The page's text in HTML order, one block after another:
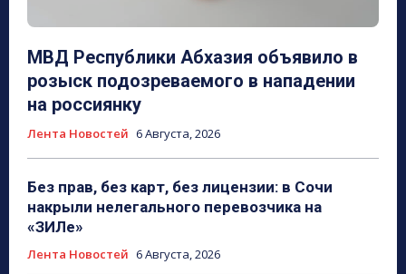
МВД Республики Абхазия объявило в
розыск подозреваемого в нападении
на россиянку
Лента Новостей 6 Августа, 2026
Без прав, без карт, без лицензии: в Сочи
накрыли нелегального перевозчика на
«ЗИЛе»
Лента Новостей 6 Августа, 2026